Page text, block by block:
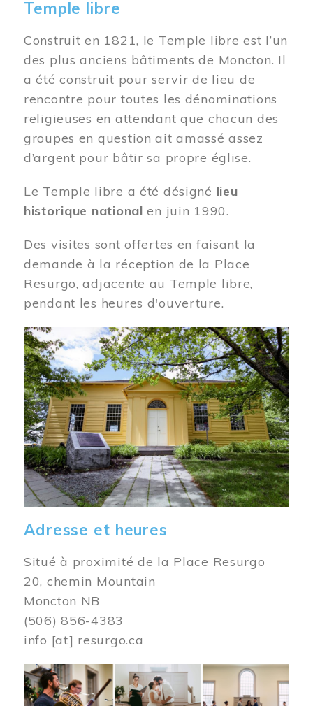
Temple libre
Construit en 1821, le Temple libre est l’un
des plus anciens bâtiments de Moncton. Il
a été construit pour servir de lieu de
rencontre pour toutes les dénominations
religieuses en attendant que chacun des
groupes en question ait amassé assez
d’argent pour bâtir sa propre église.
Le Temple libre a été désigné lieu
historique national en juin 1990.
Des visites sont offertes en faisant la
demande à la réception de la Place
Resurgo, adjacente au Temple libre,
pendant les heures d'ouverture.
Image
Adresse et heures
Situé à proximité de la Place Resurgo
20, chemin Mountain
Moncton NB
(506) 856-4383
info [at] resurgo.ca
Image